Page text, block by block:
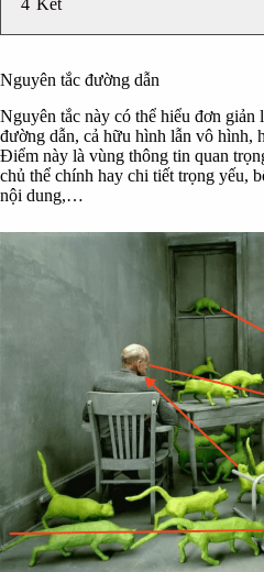
4 Kết
Nguyên tắc đường dẫn
Nguyên tắc này có thể hiểu đơn giản
đường dẫn, cả hữu hình lẫn vô hình,
Điểm này là vùng thông tin quan
chủ thể chính hay chi tiết trọng yếu,
nội dung,…